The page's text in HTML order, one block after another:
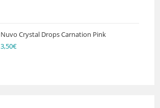
Nuvo Crystal Drops Carnation Pink
3,50€